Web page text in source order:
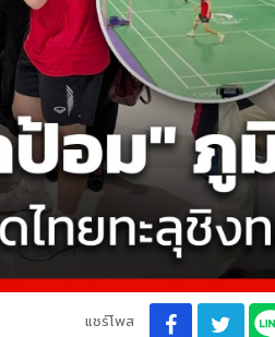
แชร์โพส